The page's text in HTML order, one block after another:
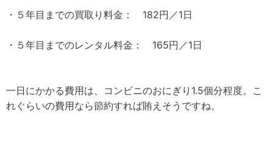
・５年目までの買取り料金： 182円／1日
・５年目までのレンタル料金： 165円／1日
一日にかかる費用は、コンビニのおにぎり1.5個分程度。こ
れぐらいの費用なら節約すれば賄えそうですね。